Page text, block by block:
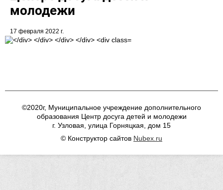
молодежи
17 февраля 2022 г.
©2020г, Муниципальное учреждение дополнительного
образования Центр досуга детей и молодежи
г. Узловая, улица Горняцкая, дом 15
© Конструктор сайтов Nubex.ru